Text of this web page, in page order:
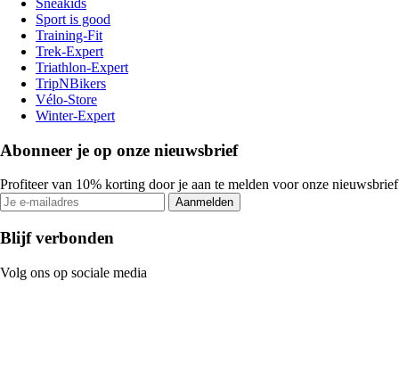
Sport is good
Training-Fit
Trek-Expert
Triathlon-Expert
TripNBikers
Vélo-Store
Winter-Expert
Abonneer je op onze nieuwsbrief
Profiteer van 10% korting door je aan te melden voor onze nieuwsbrief
Aanmelden
Blijf verbonden
Volg ons op sociale media